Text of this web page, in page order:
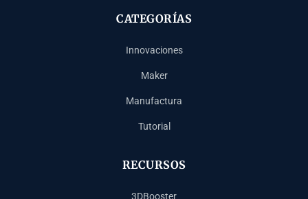
CATEGORÍAS
Innovaciones
Maker
Manufactura
Tutorial
RECURSOS
3DBooster